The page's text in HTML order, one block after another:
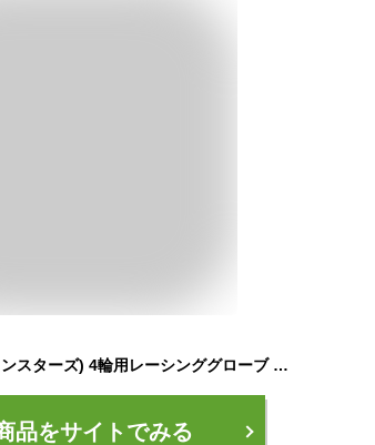
alpinestars(アルパインスターズ) 4輪用レーシンググローブ TECH-1 RACE V2 GLOVES B/O M 【3551020-156-M】
品をサイトでみる